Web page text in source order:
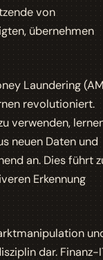
von
übernehmen
Laundering
revolutioniert.
verwenden,
neuen Daten und
an. Dies führt
Erkennung
dar. Finanz-